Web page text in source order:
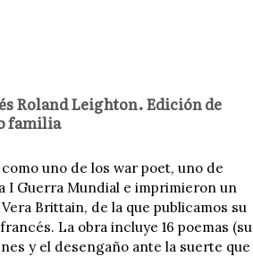
Roland Leighton. Edición de
familia
uno de los war poet, uno de
I Guerra Mundial e imprimieron un
Brittain, de la que publicamos su
La obra incluye 16 poemas (su
y el desengaño ante la suerte que